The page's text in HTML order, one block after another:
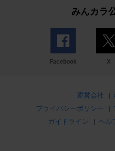
みんカラ
Facebook X
運営会社 |
プライバシーポリシー
|
ガイドライン
| ヘル